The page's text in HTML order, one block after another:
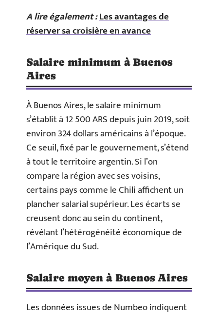
A lire également :Les avantages de
réserver sa croisière en avance
Salaire minimum à Buenos
Aires
À Buenos Aires, le salaire minimum
s’établit à 12 500 ARS depuis juin 2019, soit
environ 324 dollars américains à l’époque.
Ce seuil, fixé par le gouvernement, s’étend
à tout le territoire argentin. Si l’on
compare la région avec ses voisins,
certains pays comme le Chili affichent un
plancher salarial supérieur. Les écarts se
creusent donc au sein du continent,
révélant l’hétérogénéité économique de
l’Amérique du Sud.
Salaire moyen à Buenos Aires
Les données issues de Numbeo indiquent